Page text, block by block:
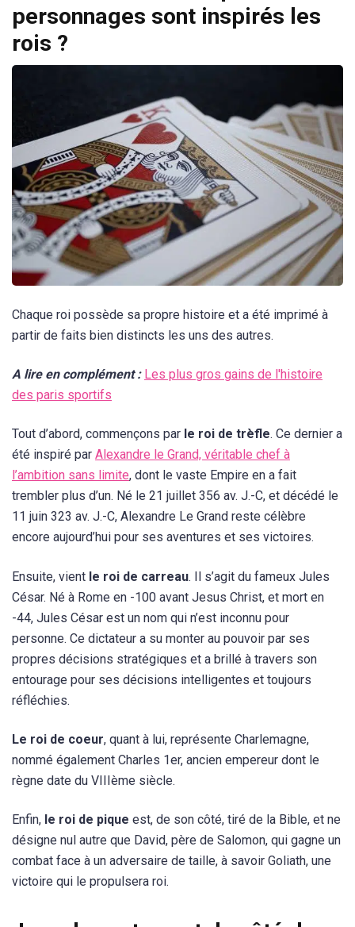
personnages sont inspirés les
rois ?
Chaque roi possède sa propre histoire et a été imprimé à
partir de faits bien distincts les uns des autres.
A lire en complément : Les plus gros gains de l'histoire
des paris sportifs
Tout d’abord, commençons par le roi de trèfle. Ce dernier a
été inspiré par Alexandre le Grand, véritable chef à
l’ambition sans limite, dont le vaste Empire en a fait
trembler plus d’un. Né le 21 juillet 356 av. J.-C, et décédé le
11 juin 323 av. J.-C, Alexandre Le Grand reste célèbre
encore aujourd’hui pour ses aventures et ses victoires.
Ensuite, vient le roi de carreau. Il s’agit du fameux Jules
César. Né à Rome en -100 avant Jesus Christ, et mort en
-44, Jules César est un nom qui n’est inconnu pour
personne. Ce dictateur a su monter au pouvoir par ses
propres décisions stratégiques et a brillé à travers son
entourage pour ses décisions intelligentes et toujours
réfléchies.
Le roi de coeur, quant à lui, représente Charlemagne,
nommé également Charles 1er, ancien empereur dont le
règne date du VIIIème siècle.
Enfin, le roi de pique est, de son côté, tiré de la Bible, et ne
désigne nul autre que David, père de Salomon, qui gagne un
combat face à un adversaire de taille, à savoir Goliath, une
victoire qui le propulsera roi.